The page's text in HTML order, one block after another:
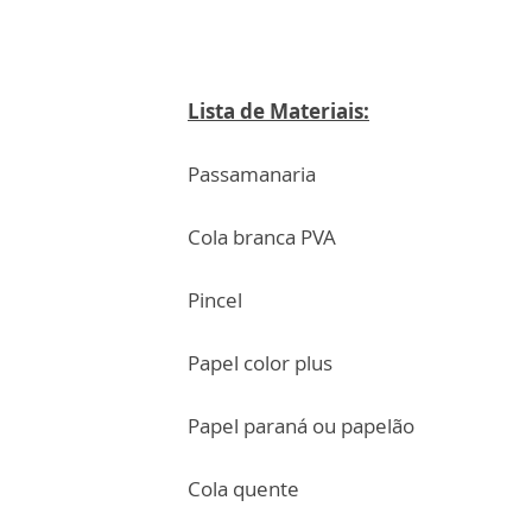
Lista de Materiais:
Passamanaria
Cola branca PVA
Pincel
Papel color plus
Papel paraná ou papelão
Cola quente